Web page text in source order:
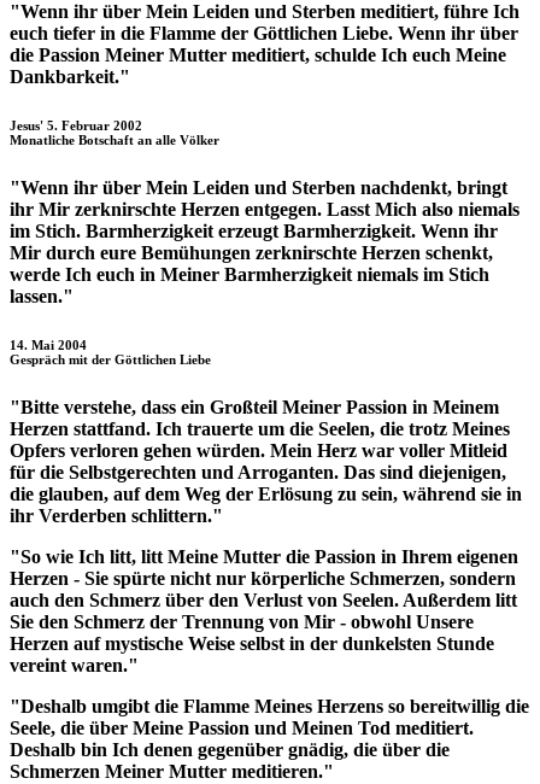
"Wenn ihr über Mein Leiden und Sterben meditiert, führe Ich
euch tiefer in die Flamme der Göttlichen Liebe. Wenn ihr über
die Passion Meiner Mutter meditiert, schulde Ich euch Meine
Dankbarkeit."
Jesus' 5. Februar 2002
Monatliche Botschaft an alle Völker
"Wenn ihr über Mein Leiden und Sterben nachdenkt, bringt
ihr Mir zerknirschte Herzen entgegen. Lasst Mich also niemals
im Stich. Barmherzigkeit erzeugt Barmherzigkeit. Wenn ihr
Mir durch eure Bemühungen zerknirschte Herzen schenkt,
werde Ich euch in Meiner Barmherzigkeit niemals im Stich
lassen."
14. Mai 2004
Gespräch mit der Göttlichen Liebe
"Bitte verstehe, dass ein Großteil Meiner Passion in Meinem
Herzen stattfand. Ich trauerte um die Seelen, die trotz Meines
Opfers verloren gehen würden. Mein Herz war voller Mitleid
für die Selbstgerechten und Arroganten. Das sind diejenigen,
die glauben, auf dem Weg der Erlösung zu sein, während sie in
ihr Verderben schlittern."
"So wie Ich litt, litt Meine Mutter die Passion in Ihrem eigenen
Herzen - Sie spürte nicht nur körperliche Schmerzen, sondern
auch den Schmerz über den Verlust von Seelen. Außerdem litt
Sie den Schmerz der Trennung von Mir - obwohl Unsere
Herzen auf mystische Weise selbst in der dunkelsten Stunde
vereint waren."
"Deshalb umgibt die Flamme Meines Herzens so bereitwillig die
Seele, die über Meine Passion und Meinen Tod meditiert.
Deshalb bin Ich denen gegenüber gnädig, die über die
Schmerzen Meiner Mutter meditieren."